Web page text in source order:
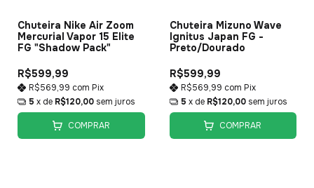
Chuteira Nike Air Zoom
Mercurial Vapor 15 Elite
FG "Shadow Pack"
R$599,99
R$569,99 com Pix
5 x de R$120,00 sem juros
COMPRAR
Chuteira Mizuno Wave
Ignitus Japan FG -
Preto/Dourado
R$599,99
R$569,99 com Pix
5 x de R$120,00 sem juros
COMPRAR